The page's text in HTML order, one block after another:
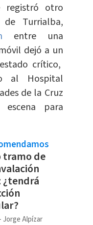
registró otro
Turrialba,
entre una
dejó a un
crítico,
al Hospital
de la Cruz
para
tramo de
Jorge Alpízar